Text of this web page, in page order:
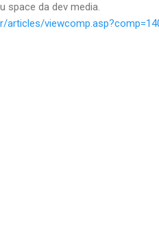
space da dev media.
articles/